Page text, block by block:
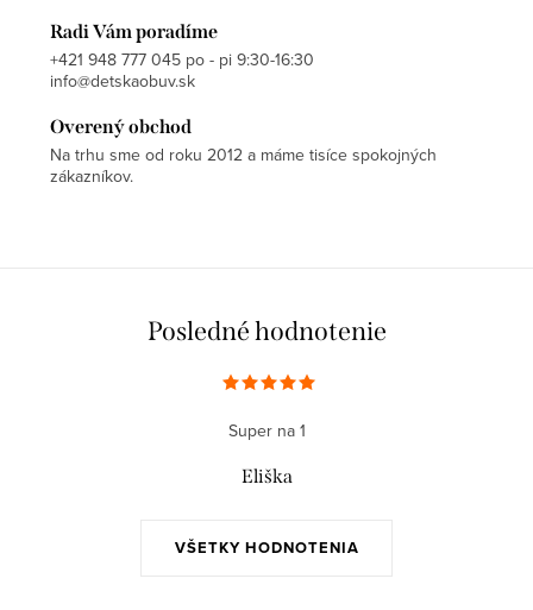
Radi Vám poradíme
+421 948 777 045 po - pi 9:30-16:30
info@detskaobuv.sk
Overený obchod
Na trhu sme od roku 2012 a máme tisíce spokojných
zákazníkov.
Posledné hodnotenie
VŠETKY HODNOTENIA
Super na 1
Eliška